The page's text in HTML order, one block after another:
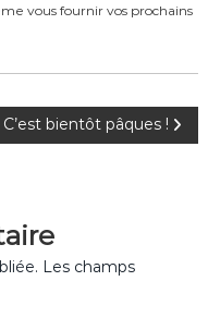
vous fournir vos prochains
C’est bientôt pâques !
Les champs